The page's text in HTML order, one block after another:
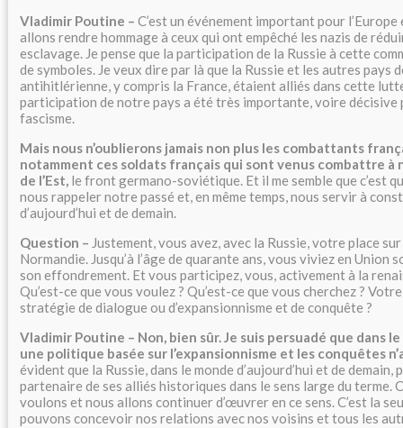
Vladimir Poutine – C’est un événement important pour
allons rendre hommage à ceux qui ont empêché les nazis de
esclavage. Je pense que la participation de la Russie à cette
de symboles. Je veux dire par là que la Russie et les autres pays
antihitlérienne, y compris la France, étaient alliés dans cette
participation de notre pays a été très importante, voire décisive
fascisme.
Mais nous n’oublierons jamais non plus les combattants
notamment ces soldats français qui sont venus combattre à
de l’Est, le front germano-soviétique. Et il me semble que c’est
nous rappeler notre passé et, en même temps, nous servir à
d’aujourd’hui et de demain.
Question – Justement, vous avez, avec la Russie, votre place
Normandie. Jusqu’à l’âge de quarante ans, vous viviez en Union
son effondrement. Et vous participez, vous, activement à la
Qu’est-ce que vous voulez ? Qu’est-ce que vous cherchez ?
stratégie de dialogue ou d’expansionnisme et de conquête ?
Vladimir Poutine – Non, bien sûr. Je suis persuadé que dans
une politique basée sur l’expansionnisme et les conquêtes
évident que la Russie, dans le monde d’aujourd’hui et de
partenaire de ses alliés historiques dans le sens large du terme.
voulons et nous allons continuer d’œuvrer en ce sens. C’est la
pouvons concevoir nos relations avec nos voisins et tous les